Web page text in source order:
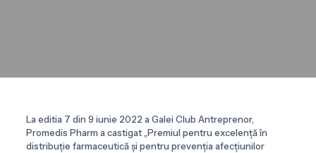
La editia 7 din 9 iunie 2022 a Galei Club Antreprenor,
Promedis Pharm a castigat „Premiul pentru excelență în
distribuție farmaceutică și pentru prevenția afecțiunilor